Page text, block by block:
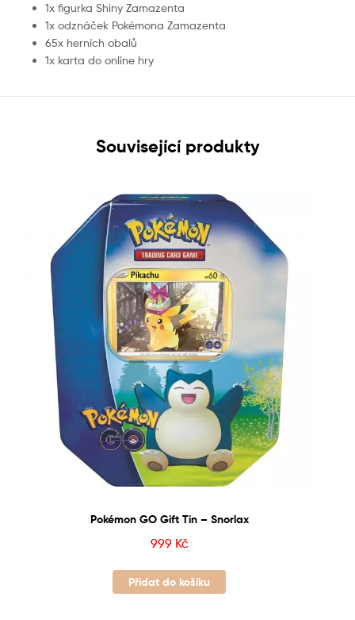
1x figurka Shiny Zamazenta
1x odznáček Pokémona Zamazenta
65x herních obalů
1x karta do online hry
Související produkty
Pokémon GO Gift Tin – Snorlax
999 Kč
Přidat do košíku